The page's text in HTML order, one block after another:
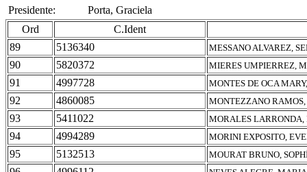
Presidente:
Porta, Graciela
Ord
C.Ident
89
5136340 MESSANO ALVAREZ,
90 5820372 MIERES UMPIERREZ,
91 4997728 MONTES DE OCA
92 4860085 MONTEZZANO
93 5411022 MORALES LARRONDA,
94 4994289 MORINI EXPOSITO,
95 5132513 MOURAT BRUNO,